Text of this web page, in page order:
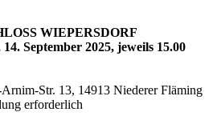
WIEPERSDORF
September 2025, jeweils 15.00
Str. 13, 14913 Niederer Fläming
erforderlich